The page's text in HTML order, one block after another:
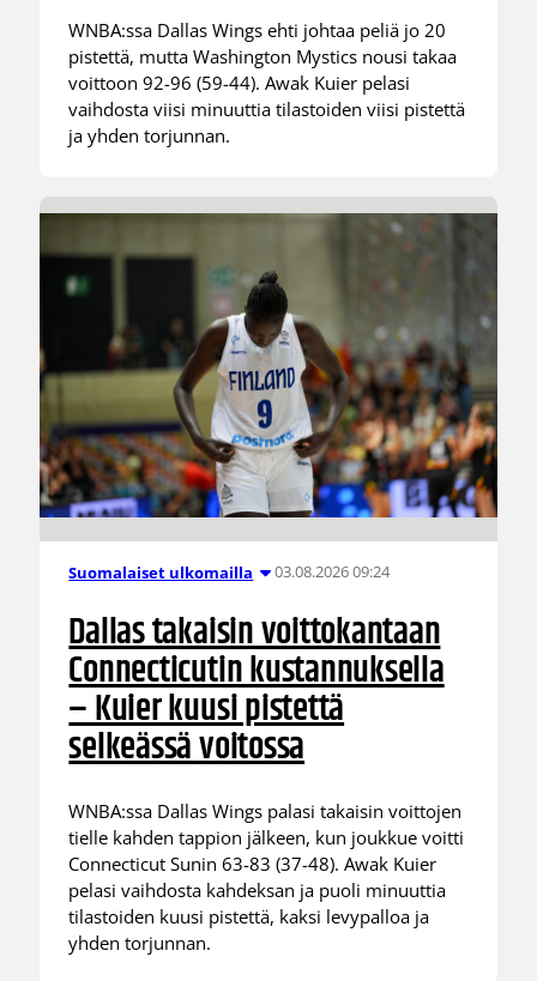
WNBA:ssa Dallas Wings ehti johtaa peliä jo 20
pistettä, mutta Washington Mystics nousi takaa
voittoon 92-96 (59-44). Awak Kuier pelasi
vaihdosta viisi minuuttia tilastoiden viisi pistettä
ja yhden torjunnan.
Suomalaiset ulkomailla 03.08.2026 09:24
Dallas takaisin voittokantaan
Connecticutin kustannuksella
– Kuier kuusi pistettä
selkeässä voitossa
WNBA:ssa Dallas Wings palasi takaisin voittojen
tielle kahden tappion jälkeen, kun joukkue voitti
Connecticut Sunin 63-83 (37-48). Awak Kuier
pelasi vaihdosta kahdeksan ja puoli minuuttia
tilastoiden kuusi pistettä, kaksi levypalloa ja
yhden torjunnan.